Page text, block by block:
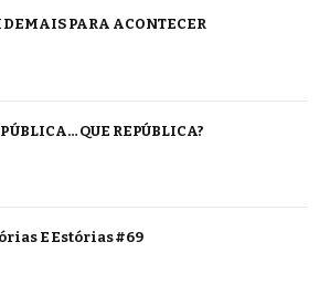
DEMAIS PARA ACONTECER
QUE REPÚBLICA?
E Estórias #69